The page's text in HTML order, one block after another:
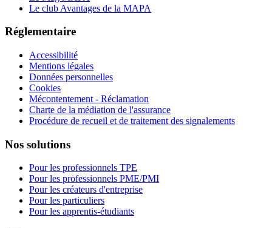
Le club Avantages de la MAPA
Réglementaire
Accessibilité
Mentions légales
Données personnelles
Cookies
Mécontentement - Réclamation
Charte de la médiation de l'assurance
Procédure de recueil et de traitement des signalements
Nos solutions
Pour les professionnels TPE
Pour les professionnels PME/PMI
Pour les créateurs d'entreprise
Pour les particuliers
Pour les apprentis-étudiants